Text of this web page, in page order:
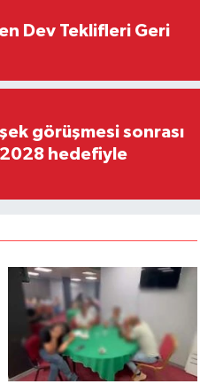
Dev Teklifleri Geri
görüşmesi sonrası
2028 hedefiyle